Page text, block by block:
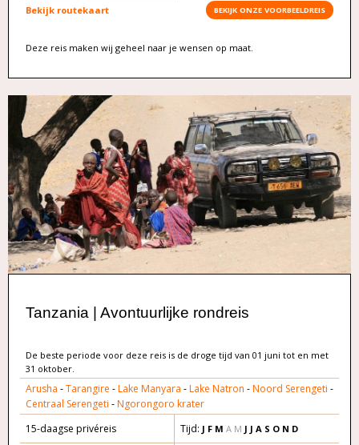
Bekijk routekaart BEKIJK ONZE VOORBEELDREIS
Deze reis maken wij geheel naar je wensen op maat.
Tanzania | Avontuurlijke rondreis
De beste periode voor deze reis is de droge tijd van 01 juni tot en met
31 oktober.
Arusha -Tarangire -Lake Manyara -Lake Natron -Noord Serengeti -
Centraal Serengeti -Ngorongoro krater
15-daagse privéreis
Tijd: J F M A M J J A S O N D